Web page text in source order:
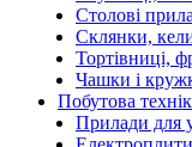
Столові
Склянки,
Тортівниці,
Чашки і
Побутова
Прилади для